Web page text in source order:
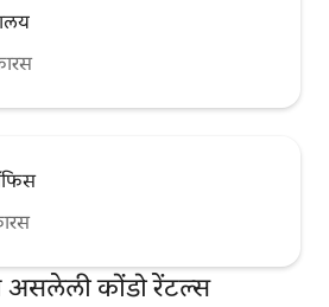
असलेली कोंडो रेंटल्स